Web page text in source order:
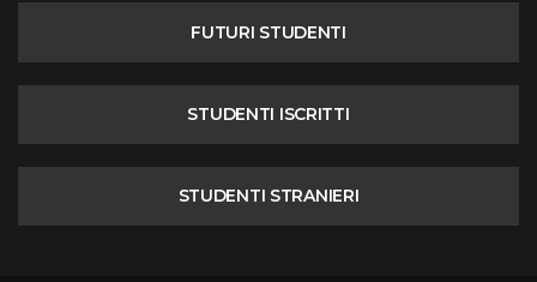
FUTURI STUDENTI
STUDENTI ISCRITTI
STUDENTI STRANIERI